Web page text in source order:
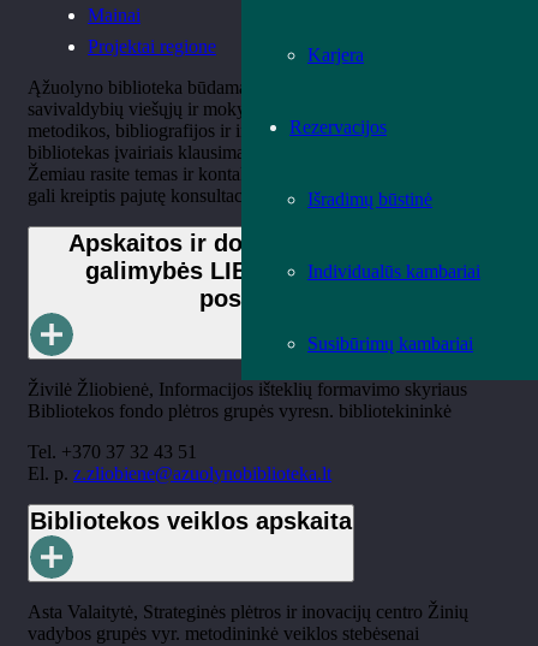
Karjera
Rezervacijos
Išradimų būstinė
Individualūs kambariai
Susibūrimų kambariai
Mainai
Projektai regione
Ąžuolyno biblioteka būdama Kauno ir Marijampolės apskričių
savivaldybių viešųjų ir mokyklų (išskyrus aukštųjų) bibliotekų
metodikos, bibliografijos ir informacijos centras, konsultuoja
bibliotekas įvairiais klausimais, susijusias su bibliotekų veikla.
Žemiau rasite temas ir kontaktus, kuriais bibliotekų darbuotojai
gali kreiptis pajutę konsultacijų poreikį.
Apskaitos ir dokumentų perdavimo
galimybės LIBIS komplektavimo
posistemėje
Živilė Žliobienė, Informacijos išteklių formavimo skyriaus
Bibliotekos fondo plėtros grupės vyresn. bibliotekininkė
Tel. +370 37 32 43 51
El. p. z.zliobiene@azuolynobiblioteka.lt
Bibliotekos veiklos apskaita
Asta Valaitytė, Strateginės plėtros ir inovacijų centro Žinių
vadybos grupės vyr. metodininkė veiklos stebėsenai